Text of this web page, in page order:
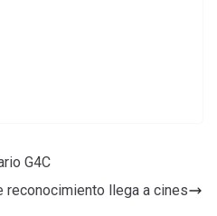
G4C
reconocimiento llega a cines